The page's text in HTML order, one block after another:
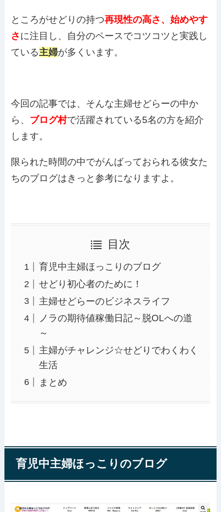
ところがせどりの持つ再現性の高さ、始めやす
さに注目し、自分のペースでコツコツと実践し
ている主婦が多くいます。
今回の記事では、そんな主婦せどらーの中か
ら、 ブログ村で活躍されている5名の方を紹介
します。
限られた時間の中でがんばっておられる彼女た
ちのブログはきっと参考になりますよ。
目次
育児中主婦ほっこりのブログ
せどり初心者のために！
主婦せどらーのビジネスライフ
ノラの期待値稼働日記～脱OLへの道
～
主婦がチャレンジ☆せどりでわくわく
生活
まとめ
育児中主婦ほっこりのブログ